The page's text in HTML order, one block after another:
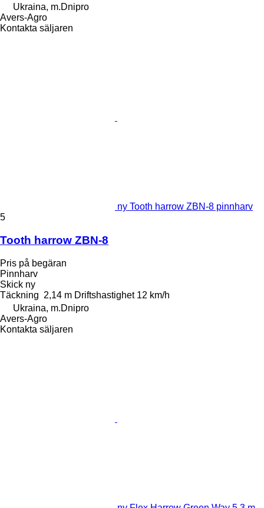
Ukraina, m.Dnipro
Avers-Agro
Kontakta säljaren
ny Tooth harrow ZBN-8 pinnharv
5
Tooth harrow ZBN-8
Pris på begäran
Pinnharv
Skick ny
Täckning 2,14 m Driftshastighet 12 km/h
Ukraina, m.Dnipro
Avers-Agro
Kontakta säljaren